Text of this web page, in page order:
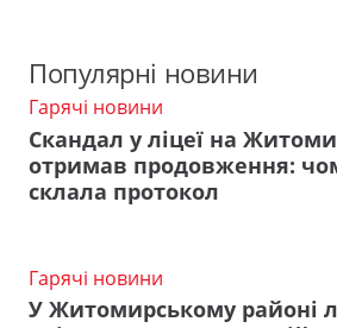
Популярні новини
Гарячі новини
Скандал у ліцеї на
отримав продовження:
склала протокол
Гарячі новини
У Житомирському районі